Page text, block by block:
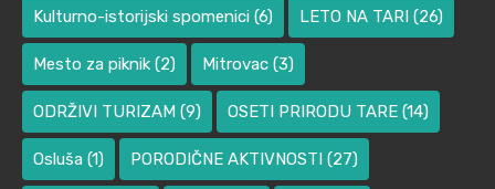
Kulturno-istorijski spomenici (6) LETO NA TARI (26)
Mesto za piknik (2) Mitrovac (3)
ODRŽIVI TURIZAM (9) OSETI PRIRODU TARE (14)
Osluša (1) PORODIČNE AKTIVNOSTI (27)